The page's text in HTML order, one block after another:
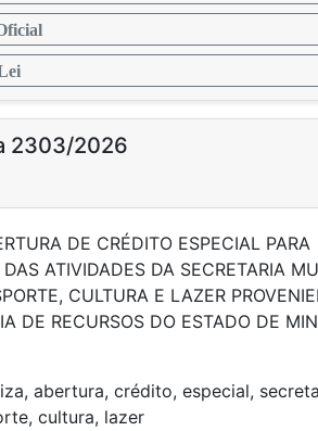
2303/2026
DE CRÉDITO ESPECIAL PARA
ATIVIDADES DA SECRETARIA
CULTURA E LAZER
DE RECURSOS DO ESTADO DE
abertura, crédito, especial,
esporte, cultura,